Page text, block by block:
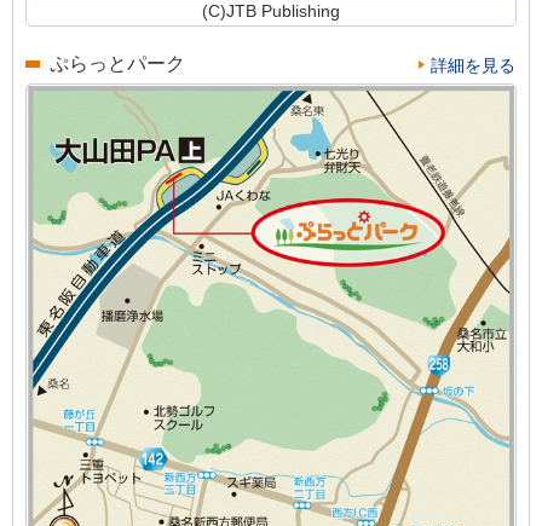
(C)JTB Publishing
ぷらっとパーク 詳細を見る